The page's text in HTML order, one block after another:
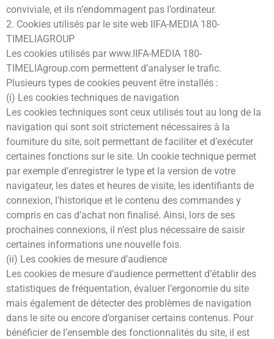
conviviale, et ils n’endommagent pas l’ordinateur.
2. Cookies utilisés par le site web IIFA-MEDIA 180-
TIMELIAGROUP
Les cookies utilisés par www.IIFA-MEDIA 180-
TIMELIAgroup.com permettent d’analyser le trafic.
Plusieurs types de cookies peuvent être installés :
(i) Les cookies techniques de navigation
Les cookies techniques sont ceux utilisés tout au long de la
navigation qui sont soit strictement nécessaires à la
fourniture du site, soit permettant de faciliter et d’exécuter
certaines fonctions sur le site. Un cookie technique permet
par exemple d’enregistrer le type et la version de votre
navigateur, les dates et heures de visite, les identifiants de
connexion, l’historique et le contenu des commandes y
compris en cas d’achat non finalisé. Ainsi, lors de ses
prochaines connexions, il n’est plus nécessaire de saisir
certaines informations une nouvelle fois.
(ii) Les cookies de mesure d’audience
Les cookies de mesure d’audience permettent d’établir des
statistiques de fréquentation, évaluer l’ergonomie du site
mais également de détecter des problèmes de navigation
dans le site ou encore d’organiser certains contenus. Pour
bénéficier de l’ensemble des fonctionnalités du site, il est